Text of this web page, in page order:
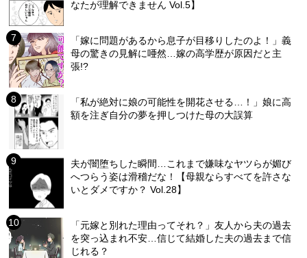
なたが理解できません Vol.5】
「嫁に問題があるから息子が目移りしたのよ！」義
母の驚きの見解に唖然…嫁の高学歴が原因だと主
張!?
「私が絶対に娘の可能性を開花させる…！」娘に高
額を注ぎ自分の夢を押しつけた母の大誤算
夫が闇堕ちした瞬間…これまで嫌味なヤツらが媚び
へつらう姿は滑稽だな！【母親ならすべてを許さな
いとダメですか？ Vol.28】
「元嫁と別れた理由ってそれ？」友人から夫の過去
を突っ込まれ不安…信じて結婚した夫の過去まで信
じれる？